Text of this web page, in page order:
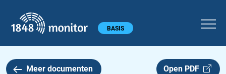
Hoofdmenu BASIS
Meer documenten Open PDF